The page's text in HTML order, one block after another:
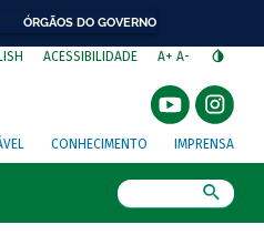
ÓRGÃOS DO GOVERNO
ACESSIBILIDADE A+ A-
CONHECIMENTO IMPRENSA